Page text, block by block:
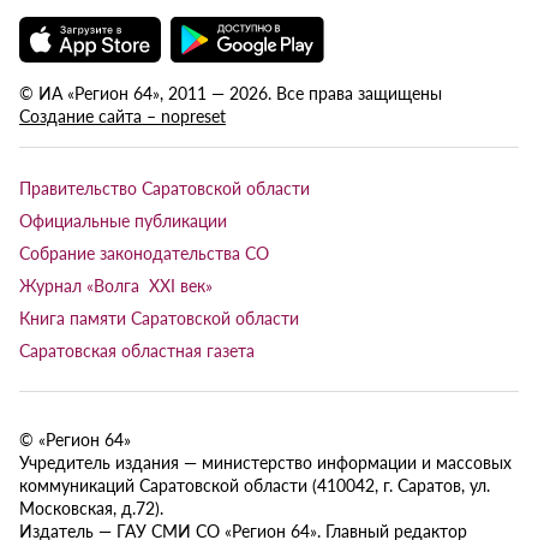
© ИА «Регион 64», 2011 — 2026. Все права защищены
Создание сайта – nopreset
Правительство Саратовской области
Официальные публикации
Собрание законодательства СО
Журнал «Волга XXI век»
Книга памяти Саратовской области
Саратовская областная газета
© «Регион 64»
Учредитель издания — министерство информации и массовых
коммуникаций Саратовской области (410042, г. Саратов, ул.
Московская, д.72).
Издатель — ГАУ СМИ СО «Регион 64». Главный редактор